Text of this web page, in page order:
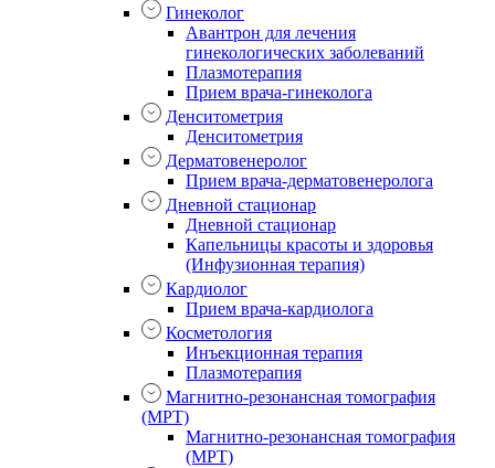
Гинеколог
Авантрон для лечения
гинекологических заболеваний
Плазмотерапия
Прием врача-гинеколога
Денситометрия
Денситометрия
Дерматовенеролог
Прием врача-дерматовенеролога
Дневной стационар
Дневной стационар
Капельницы красоты и здоровья
(Инфузионная терапия)
Кардиолог
Прием врача-кардиолога
Косметология
Инъекционная терапия
Плазмотерапия
Магнитно-резонансная томография
(МРТ)
Магнитно-резонансная томография
(МРТ)